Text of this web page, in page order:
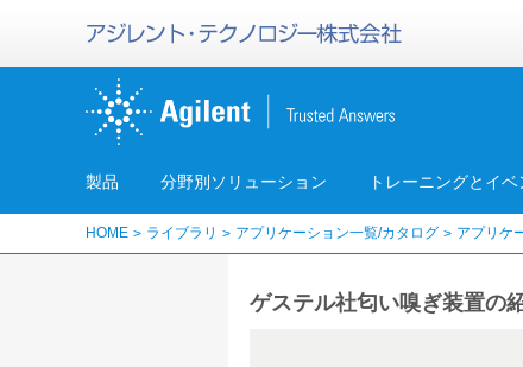
製品 分野別ソリューション トレーニングとイベ
HOME ライブラリ アプリケーション一覧/カタログ アプリケ
ゲステル社匂い嗅ぎ装置の